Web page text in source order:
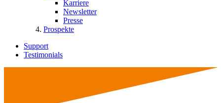
Karriere
Newsletter
Presse
Prospekte
Support
Testimonials